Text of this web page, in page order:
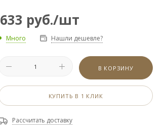
633 руб./шт
Много Нашли дешевле?
В КОРЗИНУ
КУПИТЬ В 1 КЛИК
Рассчитать доставку